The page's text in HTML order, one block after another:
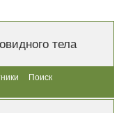
тела
Поиск